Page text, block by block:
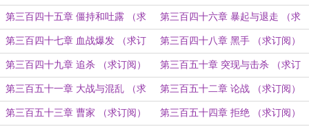
阅） 订阅）
第三百四十五章 僵持和吐露 （求
订阅）
第三百四十六章 暴起与退走 （求
订阅）
第三百四十七章 血战爆发 （求订
阅）
第三百四十八章 黑手 （求订阅）
第三百四十九章 追杀 （求订阅） 第三百五十章 突现与击杀 （求订
阅）
第三百五十一章 大战与混乱 （求
订阅）
第三百五十二章 论战 （求订阅）
第三百五十三章 曹家 （求订阅） 第三百五十四章 拒绝 （求订阅）